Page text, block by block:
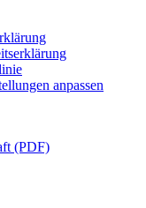
anpassen
(PDF)